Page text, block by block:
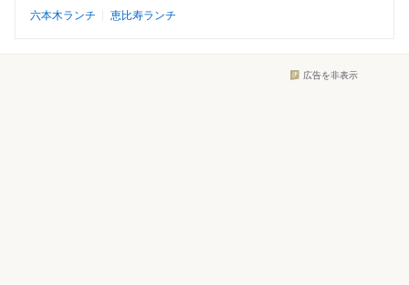
六本木ランチ
恵比寿ランチ
広告を非表示